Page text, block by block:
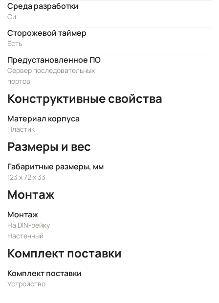
Cреда разработки
Си
Сторожевой таймер
Есть
Предустановленное ПО
Сервер последовательных
портов
Конструктивные свойства
Материал корпуса
Пластик
Размеры и вес
Габаритные размеры, мм
123 x 72 x 33
Монтаж
Монтаж
На DIN-рейку
Настенный
Комплект поставки
Комплект поставки
Устройство